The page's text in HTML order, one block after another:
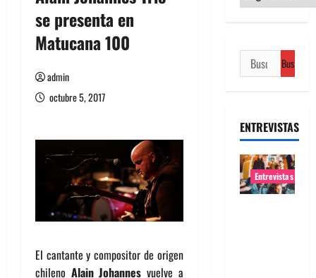
se presenta en
Matucana 100
admin
octubre 5, 2017
El cantante y compositor de origen
chileno Alain Johannes vuelve a
Buscar:
ENTREVISTAS
Entrevistas